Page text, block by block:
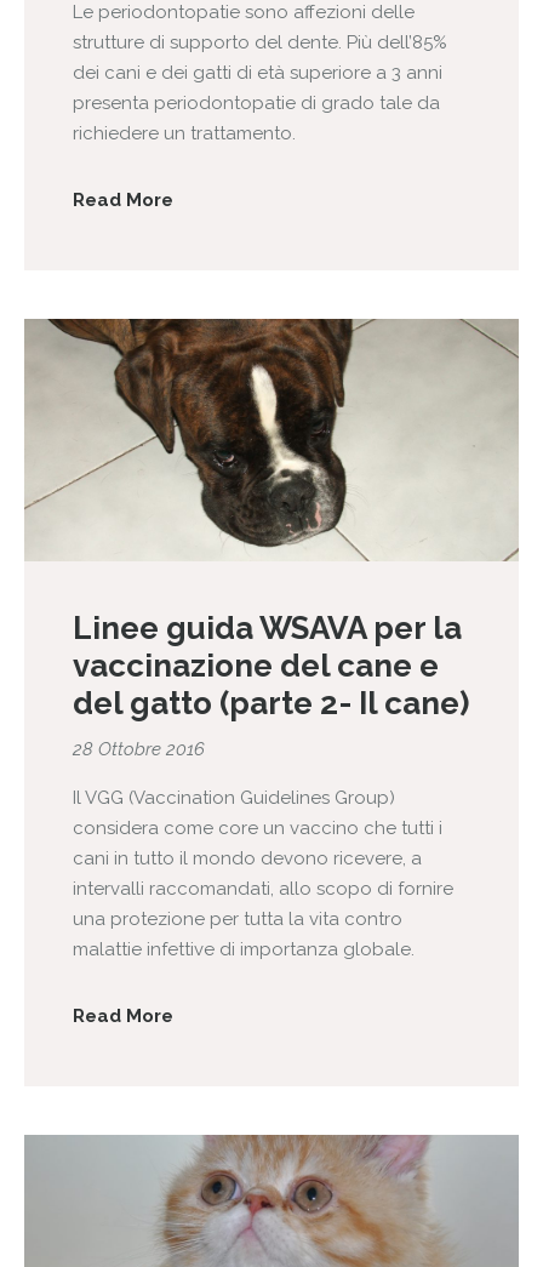
Le periodontopatie sono affezioni delle
strutture di supporto del dente. Più dell’85%
dei cani e dei gatti di età superiore a 3 anni
presenta periodontopatie di grado tale da
richiedere un trattamento.
Read More
Linee guida WSAVA per la
vaccinazione del cane e
del gatto (parte 2- Il cane)
28 Ottobre 2016
Il VGG (Vaccination Guidelines Group)
considera come core un vaccino che tutti i
cani in tutto il mondo devono ricevere, a
intervalli raccomandati, allo scopo di fornire
una protezione per tutta la vita contro
malattie infettive di importanza globale.
Read More